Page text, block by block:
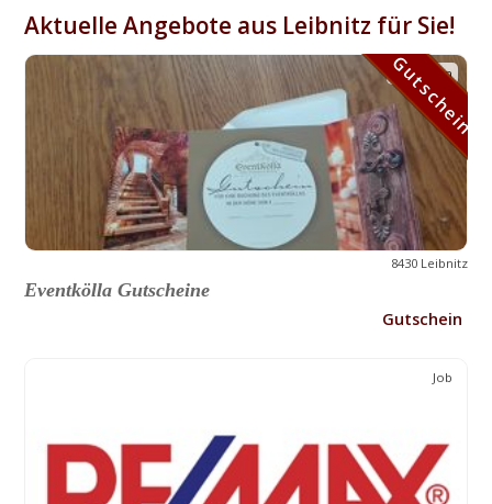
Aktuelle Angebote aus Leibnitz für Sie!
Gutschein
8430 Leibnitz
Eventkölla Gutscheine
Gutschein
Gutschein
Job